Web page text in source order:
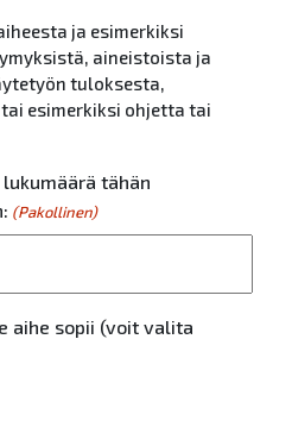
ja esimerkiksi
aineistoista ja
tuloksesta,
esimerkiksi ohjetta tai
tähän
(Pakollinen)
aihe sopii (voit valita